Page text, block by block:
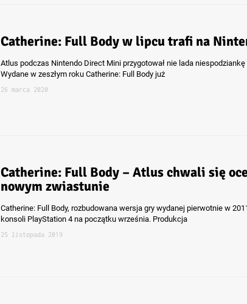
Catherine: Full Body w lipcu trafi na
Atlus podczas Nintendo Direct Mini przygotował nie lada
Wydane w zeszłym roku Catherine: Full Body już
26 marca 2020
Catherine: Full Body – Atlus chwali się
nowym zwiastunie
Catherine: Full Body, rozbudowana wersja gry wydanej pierwotnie w
konsoli PlayStation 4 na początku września. Produkcja
25 listopada 2019